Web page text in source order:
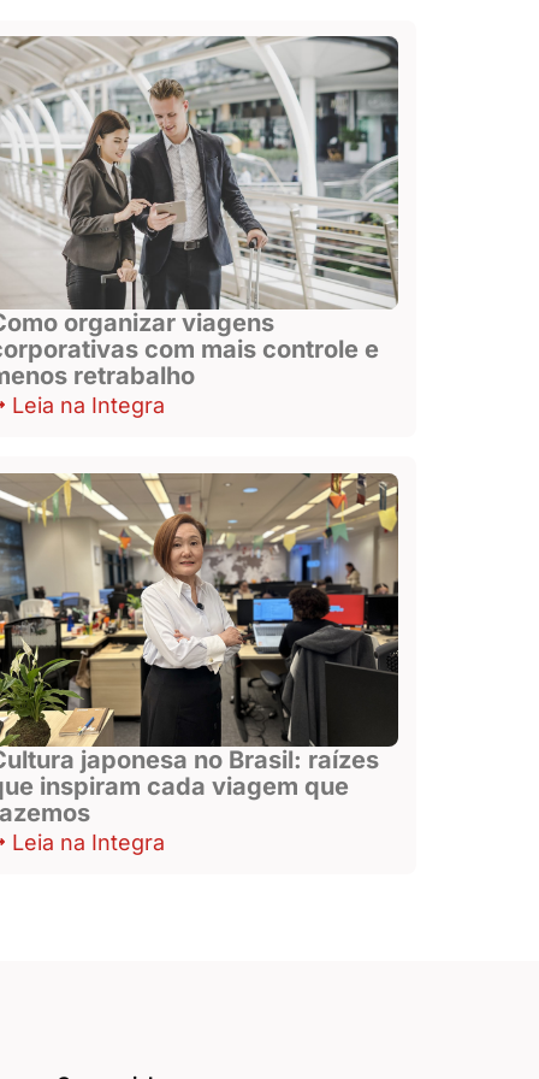
organizar viagens
com mais controle e
retrabalho
Leia na Integra
japonesa no Brasil: raízes
inspiram cada viagem que
Leia na Integra